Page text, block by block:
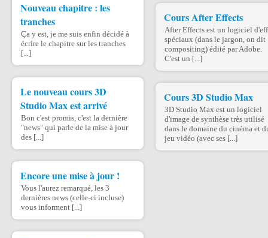
Nouveau chapitre : les
tranches
Ça y est, je me suis enfin décidé à
écrire le chapitre sur les tranches
[...]
Le nouveau cours 3D
Studio Max est arrivé
Bon c'est promis, c'est la dernière
"news" qui parle de la mise à jour
des [...]
Encore une mise à jour !
Vous l'aurez remarqué, les 3
dernières news (celle-ci incluse)
vous informent [...]
Cours After Effects
After Effects est un logiciel
spéciaux (dans le jargon, on dit
compositing) édité par Adobe.
C'est un [...]
Cours 3D Studio Max
3D Studio Max est un logiciel
d'image de synthèse très utilisé
dans le domaine du cinéma et
jeu vidéo (avec ses [...]